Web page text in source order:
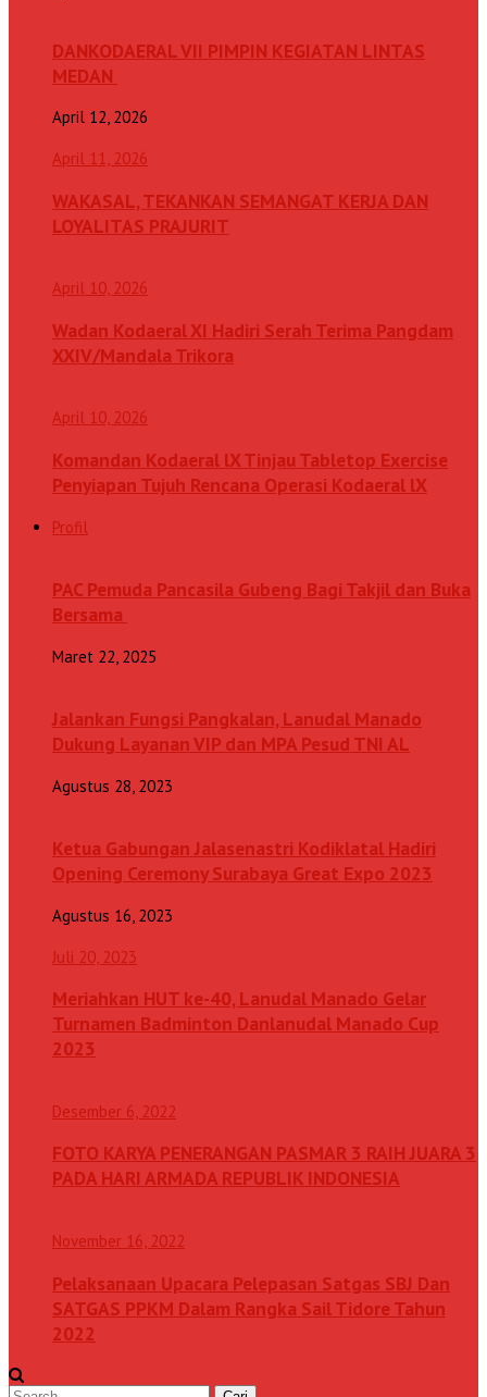
DANKODAERAL VII PIMPIN KEGIATAN LINTAS
MEDAN
April 12, 2026
April 11, 2026
WAKASAL, TEKANKAN SEMANGAT KERJA DAN
LOYALITAS PRAJURIT
April 10, 2026
Wadan Kodaeral XI Hadiri Serah Terima Pangdam
XXIV/Mandala Trikora
April 10, 2026
Komandan Kodaeral lX Tinjau Tabletop Exercise
Penyiapan Tujuh Rencana Operasi Kodaeral lX
Profil
PAC Pemuda Pancasila Gubeng Bagi Takjil dan Buka
Bersama
Maret 22, 2025
Jalankan Fungsi Pangkalan, Lanudal Manado
Dukung Layanan VIP dan MPA Pesud TNI AL
Agustus 28, 2023
Ketua Gabungan Jalasenastri Kodiklatal Hadiri
Opening Ceremony Surabaya Great Expo 2023
Agustus 16, 2023
Juli 20, 2023
Meriahkan HUT ke-40, Lanudal Manado Gelar
Turnamen Badminton Danlanudal Manado Cup
2023
Desember 6, 2022
FOTO KARYA PENERANGAN PASMAR 3 RAIH JUARA 3
PADA HARI ARMADA REPUBLIK INDONESIA
November 16, 2022
Pelaksanaan Upacara Pelepasan Satgas SBJ Dan
SATGAS PPKM Dalam Rangka Sail Tidore Tahun
2022